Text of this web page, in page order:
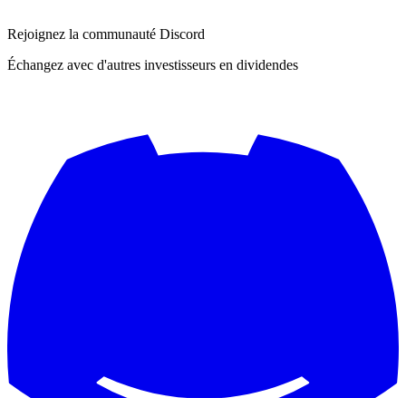
Rejoignez la communauté Discord
Échangez avec d'autres investisseurs en dividendes